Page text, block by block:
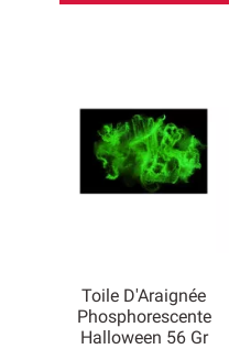
Toile D'Araignée
Phosphorescente
Halloween 56 Gr